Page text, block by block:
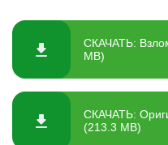
СКАЧАТЬ:
MB)
СКАЧАТЬ:
(213.3 MB)